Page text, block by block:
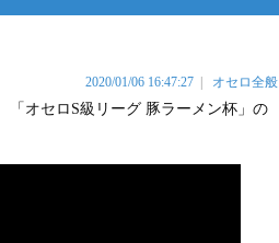
2020/01/06 16:47:27 オセロ全般
「オセロS級リーグ 豚ラーメン杯」の